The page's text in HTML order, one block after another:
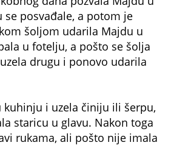
šoljom udarila Majdu u
u fotelju, a pošto se šolja
drugu i ponovo udarila
staricu u glavu. Nakon toga
rukama, ali pošto nije imala
je u kupatilo i uzela kabl,